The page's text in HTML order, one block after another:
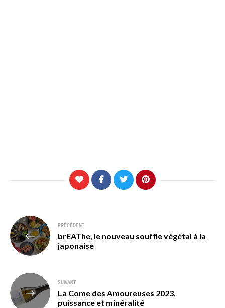
Navigation
de
l’article
PRÉCÉDENT
brEAThe, le nouveau souffle végétal à la
japonaise
SUIVANT
La Come des Amoureuses 2023,
puissance et minéralité